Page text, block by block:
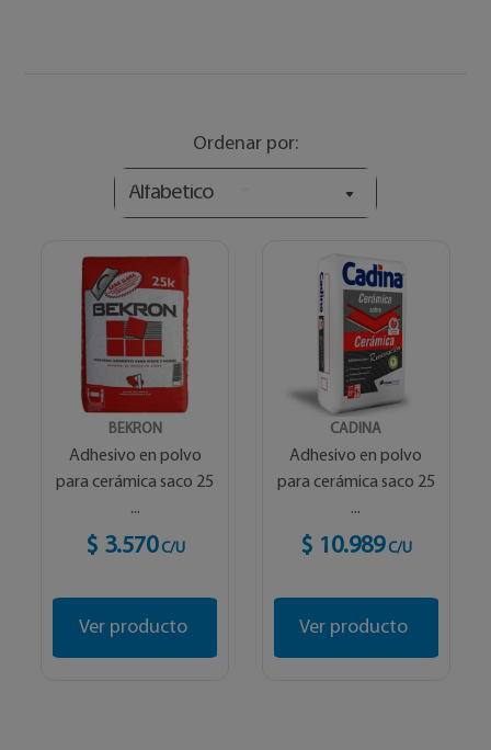
Ordenar por:
Alfabetico
BEKRON
Adhesivo en polvo
para cerámica saco 25
...
$ 3.570 C/U
Ver producto
CADINA
Adhesivo en polvo
para cerámica saco 25
...
$ 10.989 C/U
Ver producto